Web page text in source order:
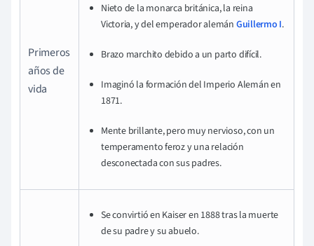
Primeros
años de
vida
Nieto de la monarca británica, la reina
Victoria, y del emperador alemán Guillermo I.
Brazo marchito debido a un parto difícil.
Imaginó la formación del Imperio Alemán en
1871.
Mente brillante, pero muy nervioso, con un
temperamento feroz y una relación
desconectada con sus padres.
Se convirtió en Kaiser en 1888 tras la muerte
de su padre y su abuelo.